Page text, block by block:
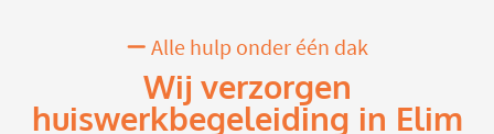
Alle hulp onder één dak
Wij verzorgen
huiswerkbegeleiding in Elim